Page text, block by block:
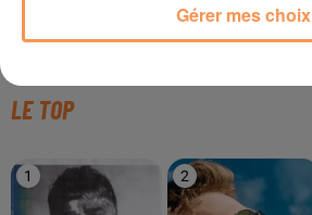
Rythm Is A Dancer
KARIM NAAS
Samba
LE TOP
1 2
Gérer mes choix